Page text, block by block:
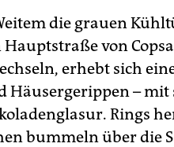
die grauen
von
erhebt sich
Häusergerippen – mit
Rings
bummeln über die